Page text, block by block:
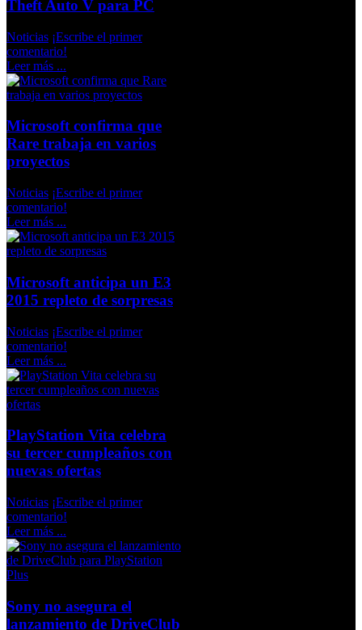
Theft Auto V para PC
Noticias ¡Escribe el primer
comentario!
Leer más ...
Microsoft confirma que
Rare trabaja en varios
proyectos
Noticias ¡Escribe el primer
comentario!
Leer más ...
Microsoft anticipa un E3
2015 repleto de sorpresas
Noticias ¡Escribe el primer
comentario!
Leer más ...
PlayStation Vita celebra
su tercer cumpleaños con
nuevas ofertas
Noticias ¡Escribe el primer
comentario!
Leer más ...
Sony no asegura el
lanzamiento de DriveClub